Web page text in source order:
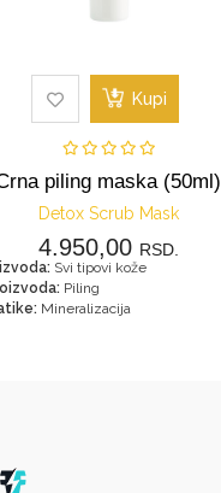
Kupi
piling maska (50ml)
Detox Scrub Mask
4.950,00 RSD.
Svi tipovi kože
Piling
Mineralizacija